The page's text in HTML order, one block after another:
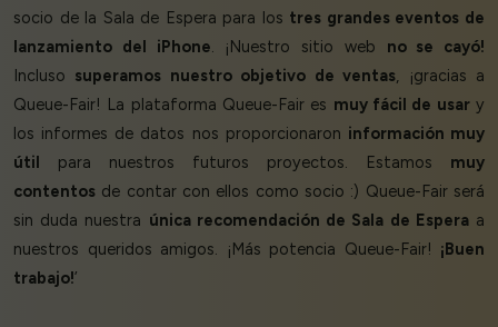
socio de la Sala de Espera para los tres grandes eventos de
lanzamiento del iPhone . ¡Nuestro sitio web no se cayó!
Incluso superamos nuestro objetivo de ventas , ¡gracias a
Queue-Fair! La plataforma Queue-Fair es muy fácil de usary
los informes de datos nos proporcionaron información muy
útil para nuestros futuros proyectos. Estamos muy
contentos de contar con ellos como socio :) Queue-Fair será
sin duda nuestra única recomendación de Sala de Esperaa
nuestros queridos amigos. ¡Más potencia Queue-Fair! ¡Buen
trabajo!’